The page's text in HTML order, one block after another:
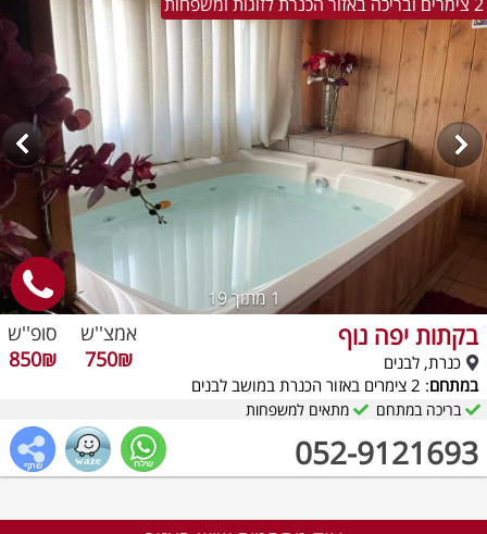
1 מתוך 19
בקתות יפה נוף
כנרת, לבנים
במתחם: 2 צימרים באזור הכנרת במושב לבנים
052-9121693
אמצ''ש
750₪
סופ''ש
850₪
בריכה במתחם מתאים למשפחות